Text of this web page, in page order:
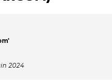
2024